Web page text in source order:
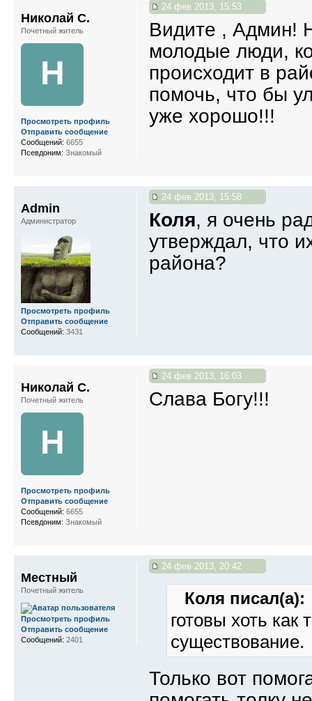
24 фев 2013, 15:53
Видите , Админ!
молодые люди,
происходит в
помочь, что бы
уже хорошо!!!
Николай С.
Почетный житель
Н
Просмотреть профиль
Отправить сообщение
Сообщений: 6655
Псевдоним: Знакомый
24 фев 2013, 15:58
Коля, я очень
утверждал, что
района?
Admin
Администратор
Просмотреть профиль
Отправить сообщение
Сообщений: 3431
24 фев 2013, 16:03
Слава Богу!!!
Николай С.
Почетный житель
Н
Просмотреть профиль
Отправить сообщение
Сообщений: 6655
Псевдоним: Знакомый
24 фев 2013, 20:42
Коля писал(а):
готовы хоть
существование.
Только вот
Местный
Почетный житель
Просмотреть профиль
Отправить сообщение
Сообщений: 2401